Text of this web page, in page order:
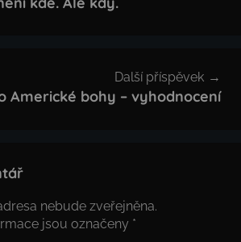
Další příspěvek
Americké bohy – vyhodnocení
nebude zveřejněna.
jsou označeny *